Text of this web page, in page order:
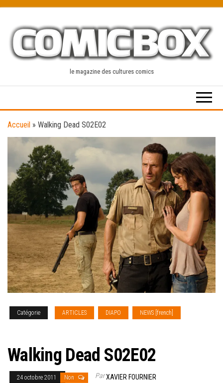
content
le magazine des cultures comics
Accueil » Walking Dead S02E02
Catégorie ARTICLES DIAPO NEWS [french]
Walking Dead S02E02
24 octobre 2011 Non ParXAVIER FOURNIER